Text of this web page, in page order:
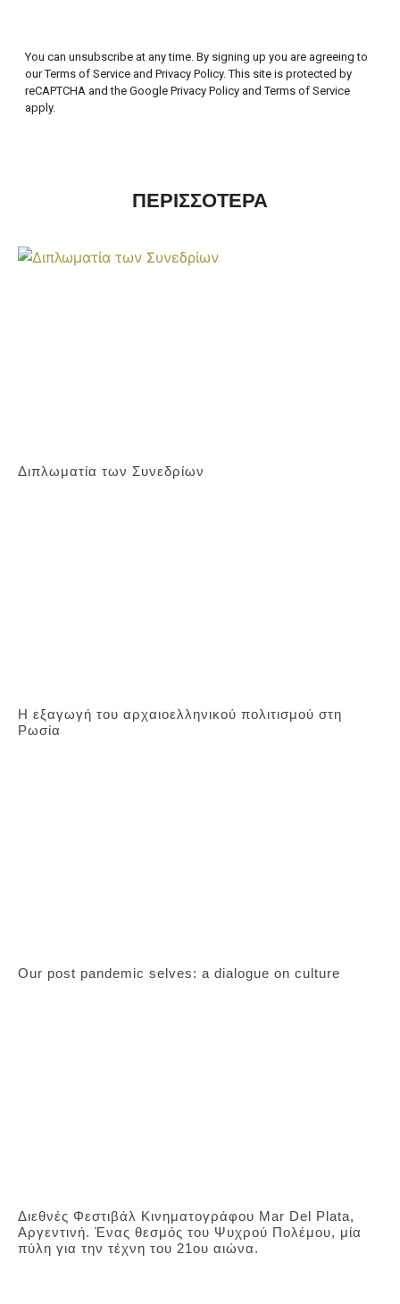
You can unsubscribe at any time. By signing up you are agreeing to
our Terms of Service and Privacy Policy. This site is protected by
reCAPTCHA and the Google Privacy Policy and Terms of Service
apply.
ΠΕΡΙΣΣΟΤΕΡΑ
Διπλωματία των Συνεδρίων
Η εξαγωγή του αρχαιοελληνικού πολιτισμού στη
Ρωσία
Our post pandemic selves: a dialogue on culture
Διεθνές Φεστιβάλ Κινηματογράφου Mar Del Plata,
Αργεντινή. Ένας θεσμός του Ψυχρού Πολέμου, μία
πύλη για την τέχνη του 21ου αιώνα.